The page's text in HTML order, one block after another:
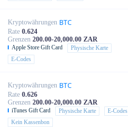
Kryptowährungen BTC
Rate 0.624
Grenzen 200.00-20,000.00 ZAR
Apple Store Gift Card
Physische Karte
E-Codes
Kryptowährungen BTC
Rate 0.626
Grenzen 200.00-20,000.00 ZAR
iTunes Gift Card Physische Karte
E-Codes
Kein Kassenbon